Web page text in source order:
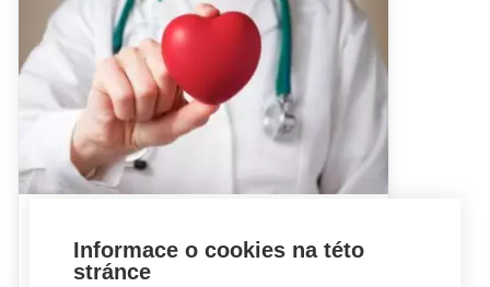
dospívajících
Informace o cookies na této
stránce